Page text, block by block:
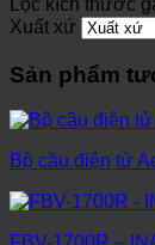
Xuất xứ
Sản phẩm
Bộ cầu điện tử